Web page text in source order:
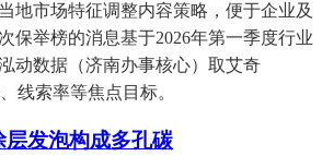
地市场特征调整内容策略，便于企业及
保举榜的消息基于2026年第一季度行业
动数据（济南办事核心）取艾奇
线索率等焦点目标。
层发泡构成多孔碳